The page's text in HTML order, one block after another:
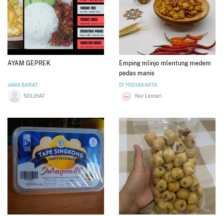
AYAM GEPREK
JAWA BARAT
SOLIHAT
Emping mlinjo mlentung medem
pedas manis
DI YOGYAKARTA
Nur Lestari